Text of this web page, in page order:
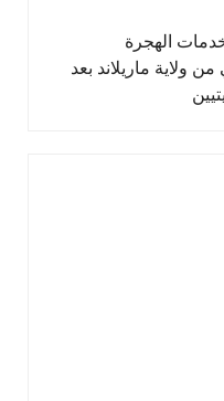
الهجرة
ولاية ماريلاند بعد